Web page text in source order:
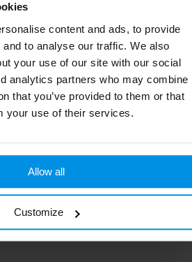
content and ads, to provide
to analyse our traffic. We also
your use of our site with our social
analytics partners who may combine
that you’ve provided to them or that
your use of their services.
Allow all
Customize
355 g
# Geen maat
Silicone, PP, Gerecycled RVS
zwart
Standaard uitvoering
18.4 cm